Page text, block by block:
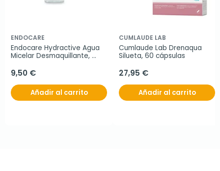
ENDOCARE
Endocare Hydractive Agua
Micelar Desmaquillante,
9,50 €
Añadir al carrito
CUMLAUDE LAB
Cumlaude Lab Drenaqua
Silueta, 60 cápsulas
27,95 €
Añadir al carrito